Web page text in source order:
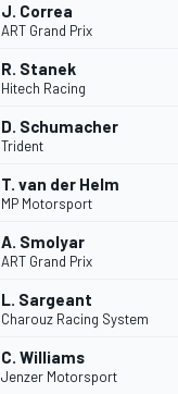
J. Correa
ART Grand Prix
R. Stanek
Hitech Racing
D. Schumacher
Trident
T. van der Helm
MP Motorsport
A. Smolyar
ART Grand Prix
L. Sargeant
Charouz Racing System
C. Williams
Jenzer Motorsport